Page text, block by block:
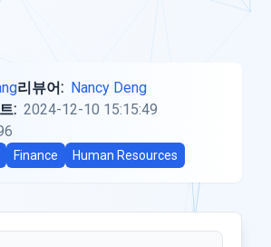
리뷰어: Nancy Deng
: 2024-12-10 15:15:49
Finance Human Resources